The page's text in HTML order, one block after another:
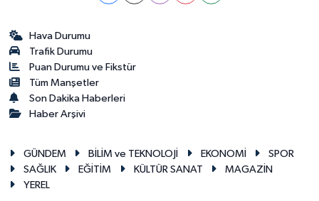
Hava Durumu
Trafik Durumu
Puan Durumu ve Fikstür
Tüm Manşetler
Son Dakika Haberleri
Haber Arşivi
GÜNDEM BİLİM ve TEKNOLOJİ EKONOMİ
SPOR
SAĞLIK
EĞİTİM KÜLTÜR SANAT
MAGAZİN
YEREL